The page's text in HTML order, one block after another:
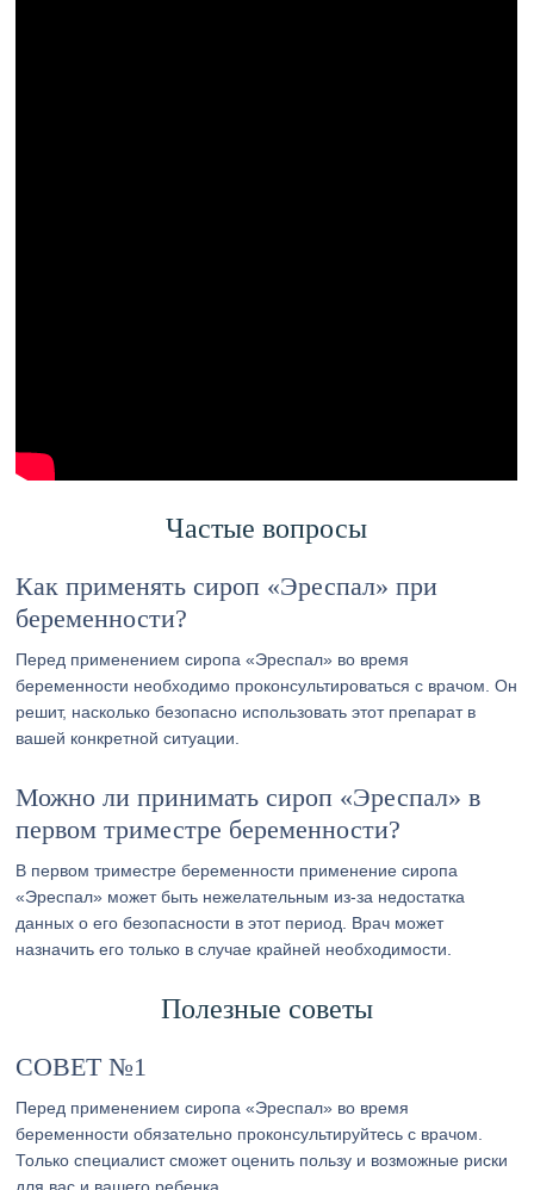
Частые вопросы
Как применять сироп «Эреспал» при
беременности?
Перед применением сиропа «Эреспал» во время
беременности необходимо проконсультироваться с врачом. Он
решит, насколько безопасно использовать этот препарат в
вашей конкретной ситуации.
Можно ли принимать сироп «Эреспал» в
первом триместре беременности?
В первом триместре беременности применение сиропа
«Эреспал» может быть нежелательным из-за недостатка
данных о его безопасности в этот период. Врач может
назначить его только в случае крайней необходимости.
Полезные советы
СОВЕТ №1
Перед применением сиропа «Эреспал» во время
беременности обязательно проконсультируйтесь с врачом.
Только специалист сможет оценить пользу и возможные риски